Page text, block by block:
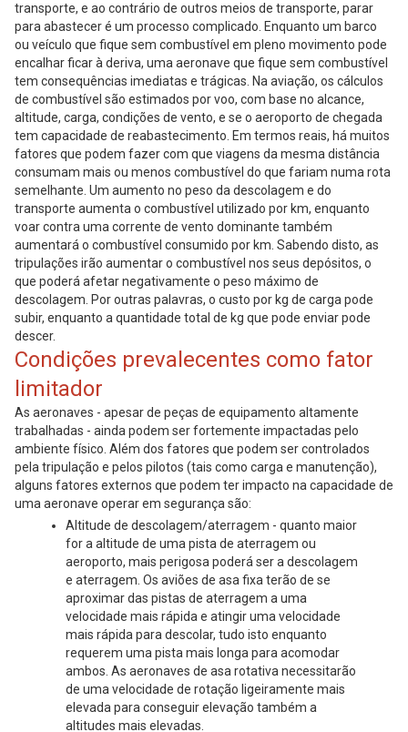
transporte, e ao contrário de outros meios de transporte, parar
para abastecer é um processo complicado. Enquanto um barco
ou veículo que fique sem combustível em pleno movimento pode
encalhar ficar à deriva, uma aeronave que fique sem combustível
tem consequências imediatas e trágicas. Na aviação, os cálculos
de combustível são estimados por voo, com base no alcance,
altitude, carga, condições de vento, e se o aeroporto de chegada
tem capacidade de reabastecimento. Em termos reais, há muitos
fatores que podem fazer com que viagens da mesma distância
consumam mais ou menos combustível do que fariam numa rota
semelhante. Um aumento no peso da descolagem e do
transporte aumenta o combustível utilizado por km, enquanto
voar contra uma corrente de vento dominante também
aumentará o combustível consumido por km. Sabendo disto, as
tripulações irão aumentar o combustível nos seus depósitos, o
que poderá afetar negativamente o peso máximo de
descolagem. Por outras palavras, o custo por kg de carga pode
subir, enquanto a quantidade total de kg que pode enviar pode
descer.
Condições prevalecentes como fator
limitador
As aeronaves - apesar de peças de equipamento altamente
trabalhadas - ainda podem ser fortemente impactadas pelo
ambiente físico. Além dos fatores que podem ser controlados
pela tripulação e pelos pilotos (tais como carga e manutenção),
alguns fatores externos que podem ter impacto na capacidade de
uma aeronave operar em segurança são:
Altitude de descolagem/aterragem - quanto maior
for a altitude de uma pista de aterragem ou
aeroporto, mais perigosa poderá ser a descolagem
e aterragem. Os aviões de asa fixa terão de se
aproximar das pistas de aterragem a uma
velocidade mais rápida e atingir uma velocidade
mais rápida para descolar, tudo isto enquanto
requerem uma pista mais longa para acomodar
ambos. As aeronaves de asa rotativa necessitarão
de uma velocidade de rotação ligeiramente mais
elevada para conseguir elevação também a
altitudes mais elevadas.